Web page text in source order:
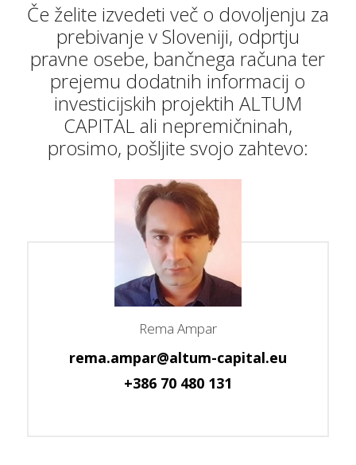
Če želite izvedeti več o dovoljenju za
prebivanje v Sloveniji, odprtju
pravne osebe, bančnega računa ter
prejemu dodatnih informacij o
investicijskih projektih ALTUM
CAPITAL ali nepremičninah,
prosimo, pošljite svojo zahtevo:
Rema Ampar
rema.ampar@altum-capital.eu
+386 70 480 131